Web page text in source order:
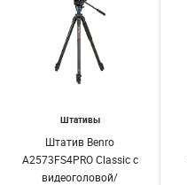
Штативы
Штатив Benro
A2573FS4PRO Classic с
видеоголовой/